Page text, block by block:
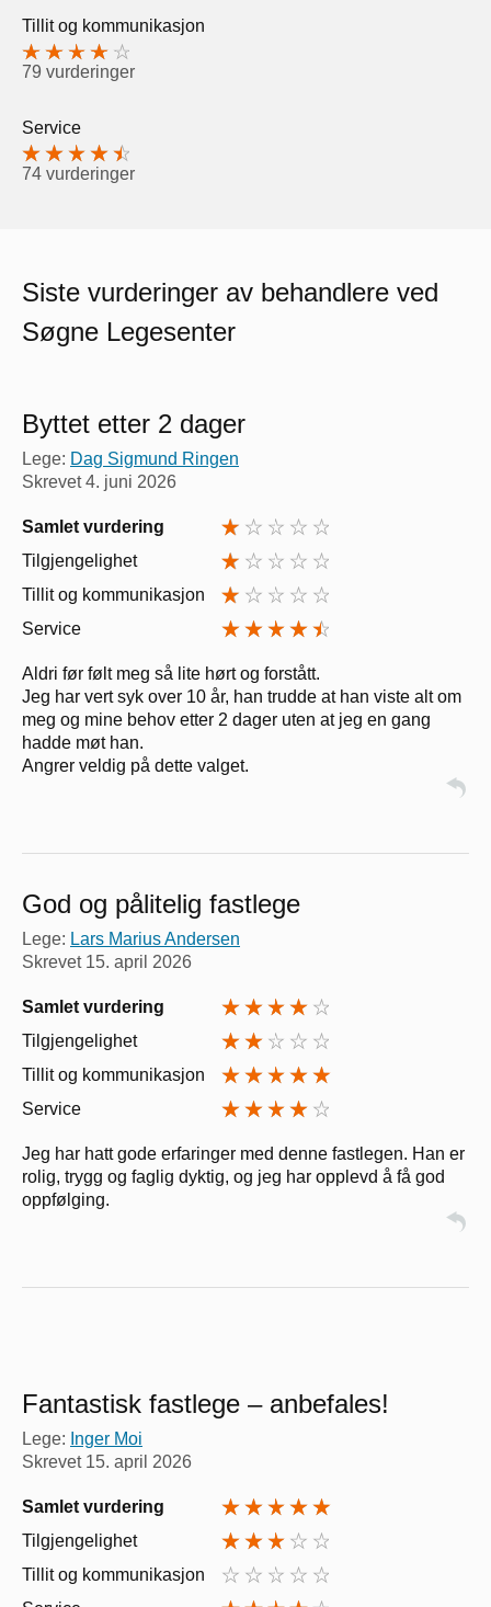
Tillit og kommunikasjon
79 vurderinger
Service
74 vurderinger
Siste vurderinger av behandlere ved
Søgne Legesenter
Byttet etter 2 dager
Lege: Dag Sigmund Ringen
Skrevet4. juni 2026
Samlet vurdering
Tilgjengelighet
Tillit og kommunikasjon
Service
Aldri før følt meg så lite hørt og forstått.
Jeg har vert syk over 10 år, han trudde at han viste alt om
meg og mine behov etter 2 dager uten at jeg en gang
hadde møt han.
Angrer veldig på dette valget.
God og pålitelig fastlege
Lege: Lars Marius Andersen
Skrevet 15. april 2026
Samlet vurdering
Tilgjengelighet
Tillit og kommunikasjon
Service
Jeg har hatt gode erfaringer med denne fastlegen. Han er
rolig, trygg og faglig dyktig, og jeg har opplevd å få god
oppfølging.
Fantastisk fastlege – anbefales!
Lege: Inger Moi
Skrevet 15. april 2026
Samlet vurdering
Tilgjengelighet
Tillit og kommunikasjon